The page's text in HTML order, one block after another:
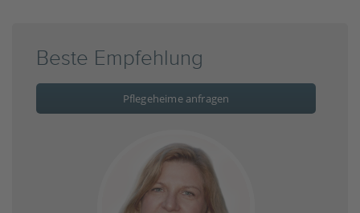
Beste Empfehlung
Pflegeheime anfragen